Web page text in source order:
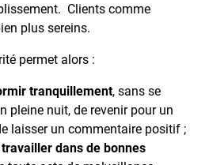
Clients comme
plus sereins.
permet alors :
tranquillement, sans se
pleine nuit, de revenir pour un
laisser un commentaire positif ;
dans de bonnes